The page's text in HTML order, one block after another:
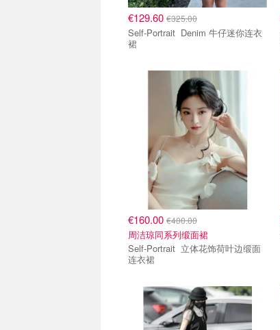
€129.60 €325.00
Self-Portrait Denim 牛仔迷你连衣
裙
€160.00 €400.00
周洁琼同系列缎面裙
Self-Portrait 立体花饰荷叶边缎面
连衣裙